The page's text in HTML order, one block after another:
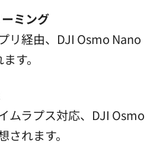
ミング
リ経由、DJI Osmo Nano
す。
ムラプス対応、DJI Osmo
れます。